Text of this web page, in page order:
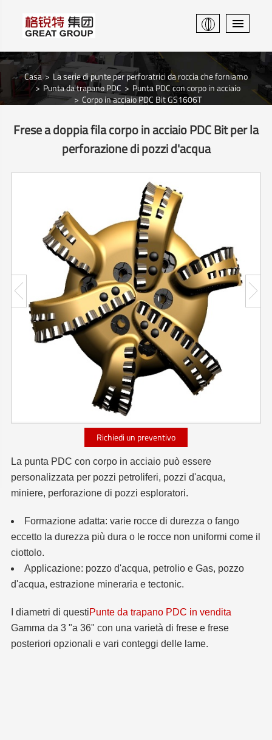
Casa
La serie di punte per perforatrici da roccia che forniamo
Punta da trapano PDC
Punta PDC con corpo in acciaio
Corpo in acciaio PDC Bit GS1606T
Frese a doppia fila corpo in acciaio PDC Bit per la
perforazione di pozzi d'acqua
Richiedi un preventivo
La punta PDC con corpo in acciaio può essere
personalizzata per pozzi petroliferi, pozzi d'acqua,
miniere, perforazione di pozzi esploratori.
Formazione adatta: varie rocce di durezza o fango
eccetto la durezza più dura o le rocce non uniformi come il
ciottolo.
Applicazione: pozzo d'acqua, petrolio e Gas, pozzo
d'acqua, estrazione mineraria e tectonic.
I diametri di questiPunte da trapano PDC in vendita
Gamma da 3 "a 36" con una varietà di frese e frese
posteriori opzionali e vari conteggi delle lame.